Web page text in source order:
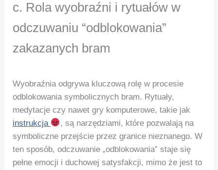
c. Rola wyobraźni i rytuałów w
odczuwaniu “odblokowania”
zakazanych bram
Wyobraźnia odgrywa kluczową rolę w procesie
odblokowania symbolicznych bram. Rytuały,
medytacje czy nawet gry komputerowe, takie jak
instrukcja
, są narzędziami, które pozwalają na
symboliczne przejście przez granice nieznanego. W
ten sposób, odczuwanie „odblokowania” staje się
pełne emocji i duchowej satysfakcji, mimo że jest to